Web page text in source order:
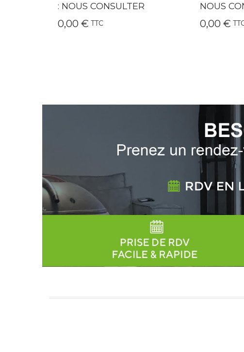
NOUS CONSULTER
0,00 € TTC 249,00 €